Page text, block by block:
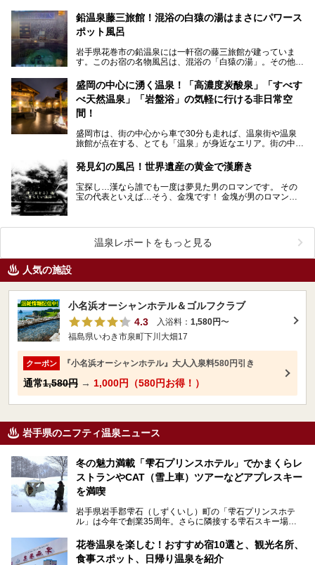
鉛温泉藤三旅館！混浴の白猿の湯はまさにパワース
ポット風呂
岩手県花巻市の鉛温泉には一軒宿の藤三旅館が建っていま
す。このお宿の名物風呂は、混浴の「白猿の湯」。その他に
な…
盛岡の中心に湧く温泉！「高濃度炭酸泉」「すべす
べ天然温泉」「岩盤浴」の気軽に行ける非日常空
間！
盛岡市は、街の中心から車で30分も走れば、温泉街や温泉
旅館が点在する、とても「温泉」が身近なエリア。街の中心
発見幻の風呂！世界遺産の黄金で漢磨き
宝探し…漢なら誰でも一度は夢見た男のロマンです。 その
宝の代表といえば…そう、金塊です！ 金塊が男のロマンな
温泉レポートをもっと見る
人気の施設
小名浜オーシャンホテル＆ゴルフクラブ
4.3
入浴料： 1,580円〜
福島県いわき市泉町下川大畑17
クーポン 『小名浜オーシャンホテル』大人入泉料580円引き
通常1,580円 → 1,000円（580円お得！）
岩手県のニフティ温泉ニュース
冬の魅力満載「雫石プリンスホテル」でかまくらレ
ストランやCAT（雪上車）ツアーなどアプレスキー
を満喫
岩手県岩手郡雫石（しずくいし）町の「雫石プリンスホテ
ル」は今年で創業35周年。さらに隣接する雫石スキー場は
の後"）の充実をはかり、テーマをSNOW（雪）＋NOVA
（新星）で「SNØVA（スノーヴァ）」としました！
花巻温泉を楽しむ！おすすめ宿10選と、観光名所、
食事スポット、日帰り温泉を紹介